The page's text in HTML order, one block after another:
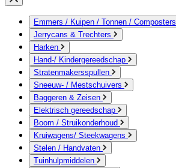
Emmers / Kuipen / Tonnen / Composters
Jerrycans & Trechters
Harken
Hand-/ Kindergereedschap
Stratenmakersspullen
Sneeuw- / Mestschuivers
Baggeren & Zeisen
Elektrisch gereedschap
Boom / Struikonderhoud
Kruiwagens/ Steekwagens
Stelen / Handvaten
Tuinhulpmiddelen